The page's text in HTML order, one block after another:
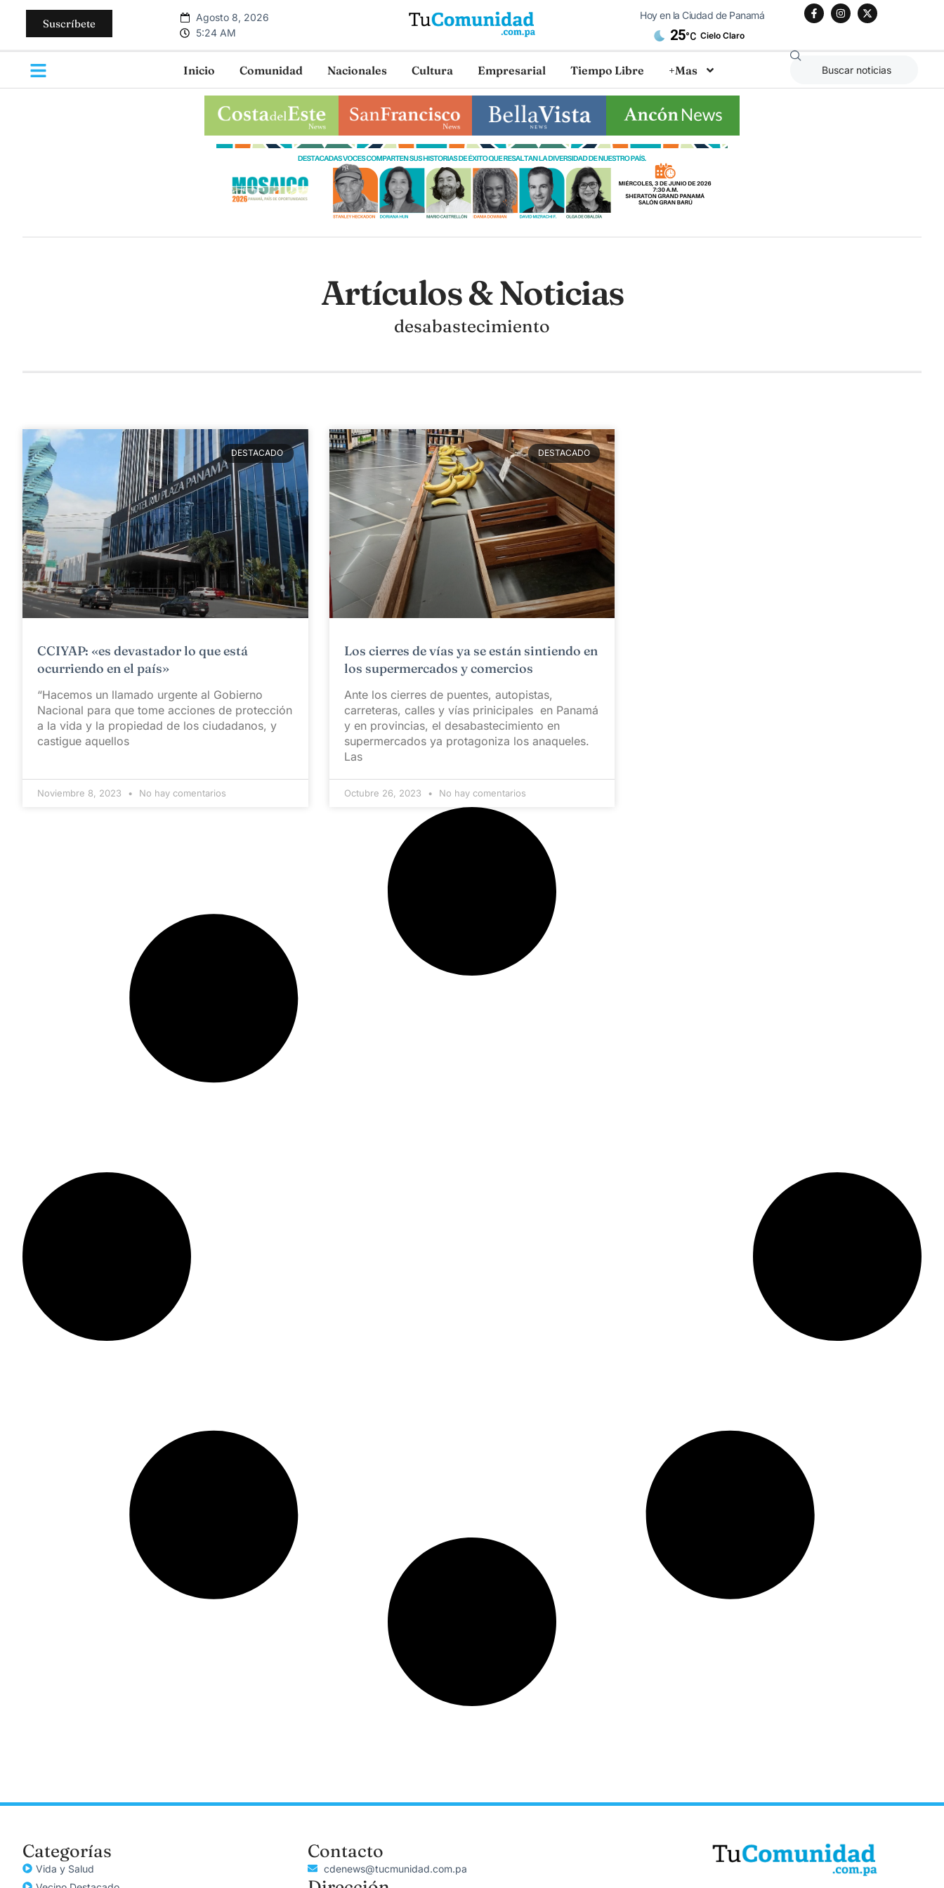
Suscríbete
Agosto 8, 2026
5:24 AM
Hoy en la Ciudad de Panamá
25°C Cielo Claro
Inicio Comunidad Nacionales Cultura Empresarial Tiempo Libre +Mas
Artículos & Noticias
desabastecimiento
DESTACADO
CCIYAP: «es devastador lo que está
ocurriendo en el país»
“Hacemos un llamado urgente al Gobierno
Nacional para que tome acciones de protección
a la vida y la propiedad de los ciudadanos, y
castigue aquellos
Noviembre 8, 2023 No hay comentarios
DESTACADO
Los cierres de vías ya se están sintiendo en
los supermercados y comercios
Ante los cierres de puentes, autopistas,
carreteras, calles y vías prinicipales en Panamá
y en provincias, el desabastecimiento en
supermercados ya protagoniza los anaqueles.
Las
Octubre 26, 2023 No hay comentarios
Categorías
Vida y Salud
Contacto
cdenews@tucmunidad.com.pa